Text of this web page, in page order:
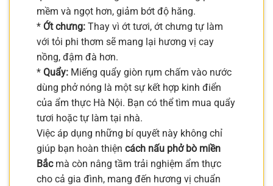
mềm và ngọt hơn, giảm bớt độ hăng.
* Ớt chưng: Thay vì ớt tươi, ớt chưng tự làm
với tỏi phi thơm sẽ mang lại hương vị cay
nồng, đậm đà hơn.
* Quẩy: Miếng quẩy giòn rụm chấm vào nước
dùng phở nóng là một sự kết hợp kinh điển
của ẩm thực Hà Nội. Bạn có thể tìm mua quẩy
tươi hoặc tự làm tại nhà.
Việc áp dụng những bí quyết này không chỉ
giúp bạn hoàn thiện cách nấu phở bò miền
Bắcmà còn nâng tầm trải nghiệm ẩm thực
cho cả gia đình, mang đến hương vị chuẩn